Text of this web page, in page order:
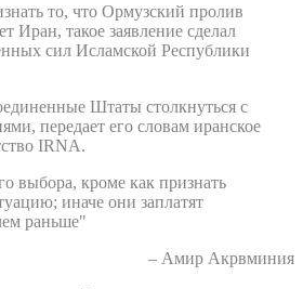
то, что Ормузский пролив
Иран, такое заявление сделал
сил Исламской Республики
Штаты столкнуться с
передает его словам иранское
IRNA.
кроме как признать
иначе они заплатят
раньше"
– Амир Акрвминия